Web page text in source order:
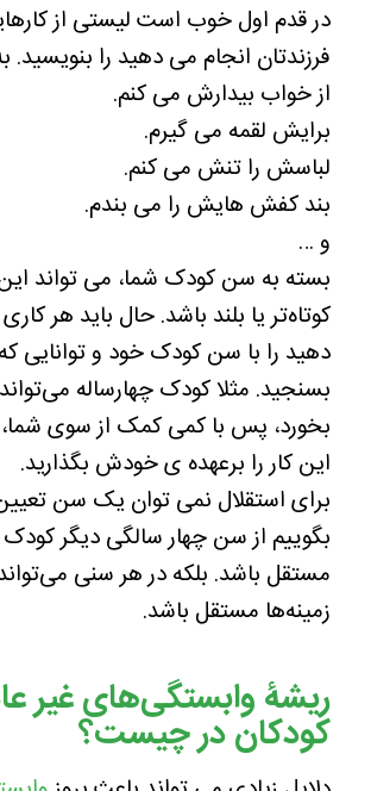
در قدم اول خوب است لیستی از
فرزندتان انجام می دهید را بنویسید.
از خواب بیدارش می کنم.
برایش لقمه می گیرم.
لباسش را تنش می کنم.
بند کفش هایش را می بندم.
و …
بسته به سن کودک شما، می تواند
کوتاه‌تر یا بلند باشد. حال باید هر
دهید را با سن کودک خود و توانایی
بسنجید. مثلا کودک چهارساله
بخورد، پس با کمی کمک از سوی شما،
این کار را برعهده ی خودش بگذارید.
برای استقلال نمی توان یک سن
بگوییم از سن چهار سالگی دیگر کودک
مستقل باشد. بلکه در هر سنی
زمینه‌ها مستقل باشد.
ریشۀ وابستگی‌های غیر
کودکان در چیست؟